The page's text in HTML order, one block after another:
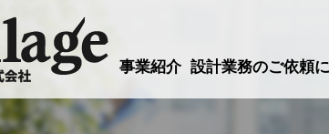
事業紹介 設計業務のご依頼